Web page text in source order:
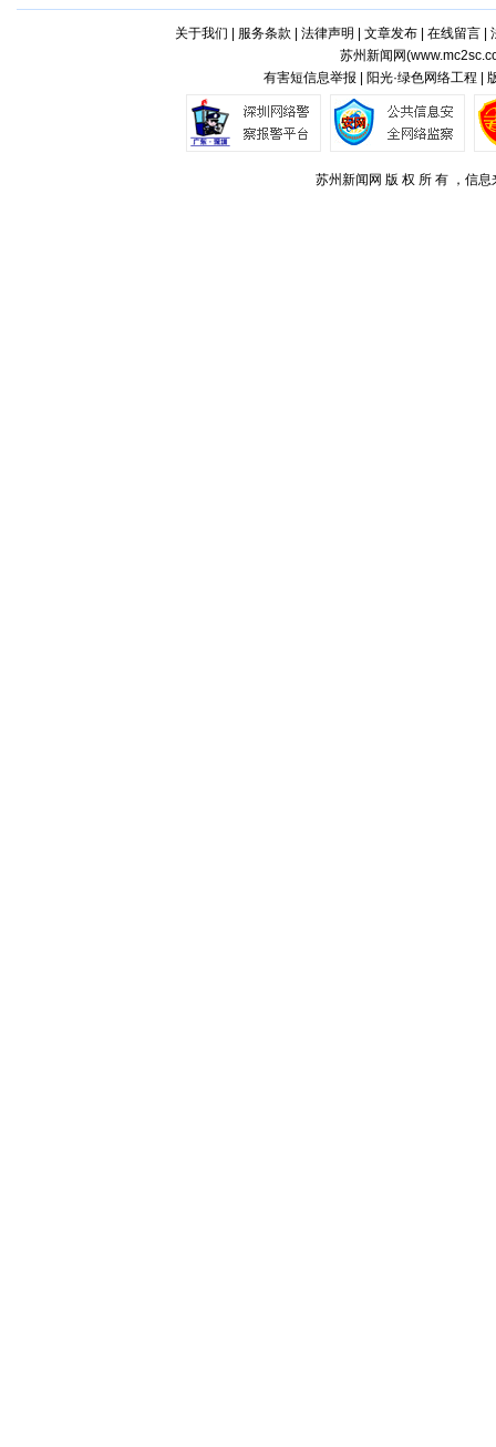
关于我们 服务条款 法律声明 文章发布| 在线留言|
苏州新闻网(
有害短信息举报 | 阳光·绿色网络工程 |
苏州新闻网 版 权 所 有 ，信